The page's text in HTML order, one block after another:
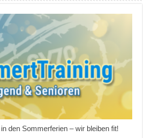
den Sommerferien – wir bleiben fit!